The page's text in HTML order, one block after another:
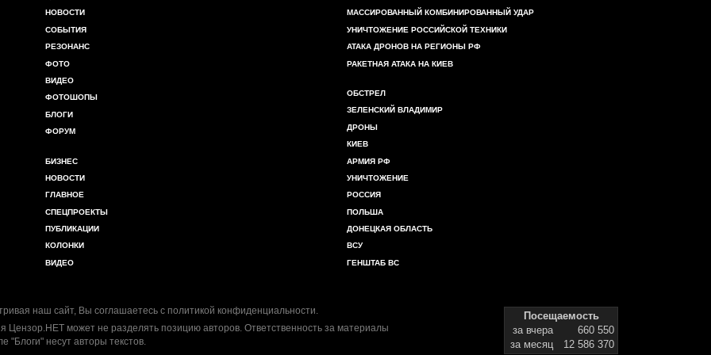
НОВОСТИ
СОБЫТИЯ
РЕЗОНАНС
ФОТО
ВИДЕО
ФОТОШОПЫ
БЛОГИ
ФОРУМ
БИЗНЕС
НОВОСТИ
ГЛАВНОЕ
СПЕЦПРОЕКТЫ
ПУБЛИКАЦИИ
КОЛОНКИ
ВИДЕО
МАССИРОВАННЫЙ КОМБИНИРОВАННЫЙ УДАР
УНИЧТОЖЕНИЕ РОССИЙСКОЙ ТЕХНИКИ
АТАКА ДРОНОВ НА РЕГИОНЫ РФ
РАКЕТНАЯ АТАКА НА КИЕВ
ОБСТРЕЛ
ЗЕЛЕНСКИЙ ВЛАДИМИР
ДРОНЫ
КИЕВ
АРМИЯ РФ
УНИЧТОЖЕНИЕ
РОССИЯ
ПОЛЬША
ДОНЕЦКАЯ ОБЛАСТЬ
ВСУ
ГЕНШТАБ ВС
наш сайт, Вы соглашаетесь с политикой конфиденциальности.
Цензор.НЕТ может не разделять позицию авторов. Ответственность за материалы
"Блоги" несут авторы текстов.
Посещаемость
за вчера
660 550
за месяц
12 586 370